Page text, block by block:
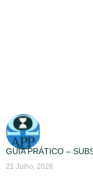
GUIA PRÁTICO –
21 Julho, 2026